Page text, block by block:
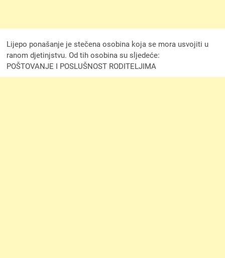
Lijepo ponašanje je stečena osobina koja se mora usvojiti u
ranom djetinjstvu. Od tih osobina su sljedeće:
POŠTOVANJE I POSLUŠNOST RODITELJIMA